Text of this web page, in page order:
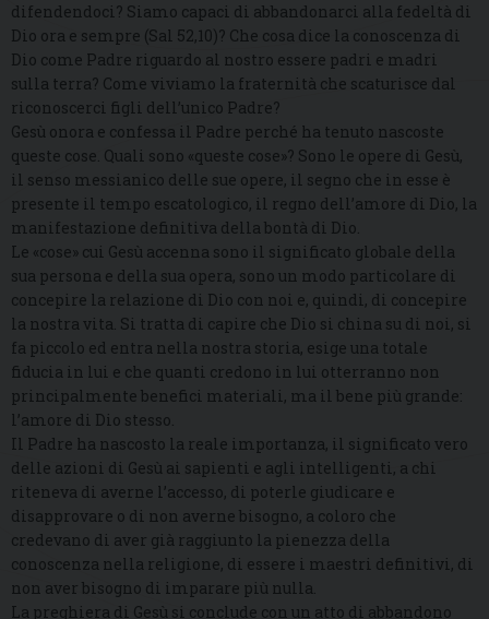
difendendoci? Siamo capaci di abbandonarci alla fedeltà di
Dio ora e sempre (Sal 52,10)? Che cosa dice la conoscenza di
Dio come Padre riguardo al nostro essere padri e madri
sulla terra? Come viviamo la fraternità che scaturisce dal
riconoscerci figli dell’unico Padre?
Gesù onora e confessa il Padre perché ha tenuto nascoste
queste cose. Quali sono «queste cose»? Sono le opere di Gesù,
il senso messianico delle sue opere, il segno che in esse è
presente il tempo escatologico, il regno dell’amore di Dio, la
manifestazione definitiva della bontà di Dio.
Le «cose» cui Gesù accenna sono il significato globale della
sua persona e della sua opera, sono un modo particolare di
concepire la relazione di Dio con noi e, quindi, di concepire
la nostra vita. Si tratta di capire che Dio si china su di noi, si
fa piccolo ed entra nella nostra storia, esige una totale
fiducia in lui e che quanti credono in lui otterranno non
principalmente benefici materiali, ma il bene più grande:
l’amore di Dio stesso.
Il Padre ha nascosto la reale importanza, il significato vero
delle azioni di Gesù ai sapienti e agli intelligenti, a chi
riteneva di averne l’accesso, di poterle giudicare e
disapprovare o di non averne bisogno, a coloro che
credevano di aver già raggiunto la pienezza della
conoscenza nella religione, di essere i maestri definitivi, di
non aver bisogno di imparare più nulla.
La preghiera di Gesù si conclude con un atto di abbandono